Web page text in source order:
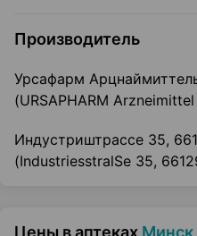
Производитель
Урсафарм
(URSAPHARM
Индустриштрассе 35,
(IndustriesstralSe 35,